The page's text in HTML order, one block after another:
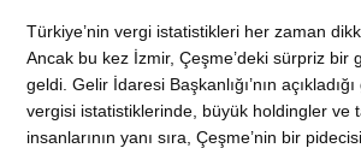
Türkiye’nin vergi istatistikleri her zaman
Ancak bu kez İzmir, Çeşme’deki sürpriz bir
geldi. Gelir İdaresi Başkanlığı’nın
vergisi istatistiklerinde, büyük holdingler ve
insanlarının yanı sıra, Çeşme’nin bir